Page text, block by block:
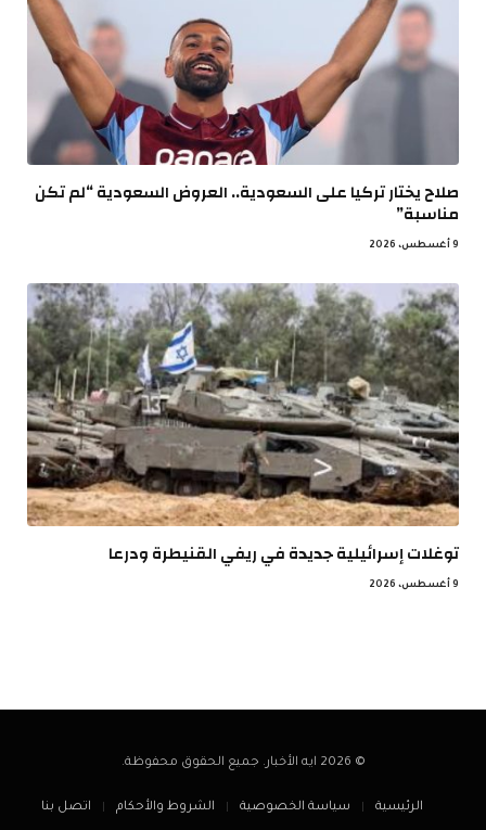
صلاح يختار تركيا على السعودية.. العروض السعودية “لم تكن
مناسبة”
9 أغسطس، 2026
توغلات إسرائيلية جديدة في ريفي القنيطرة ودرعا
9 أغسطس، 2026
© 2026 ايه الأخبار. جميع الحقوق محفوظة.
الرئيسية سياسة الخصوصية الشروط والأحكام اتصل بنا